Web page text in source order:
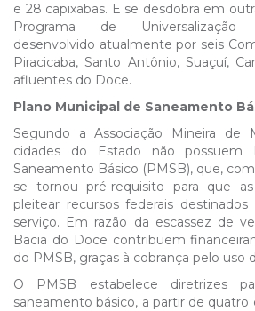
e 28 capixabas. E se desdobra em
Programa de Universalização
desenvolvido atualmente por seis
Piracicaba, Santo Antônio, Suaçuí,
afluentes do Doce.
Plano Municipal de Saneamento
Segundo a Associação Mineira de
cidades do Estado não possuem
Saneamento Básico (PMSB), que,
se tornou pré-requisito para que
pleitear recursos federais destinados
serviço. Em razão da escassez de
Bacia do Doce contribuem
do PMSB, graças à cobrança pelo uso
O PMSB estabelece diretrizes
saneamento básico, a partir de quatro